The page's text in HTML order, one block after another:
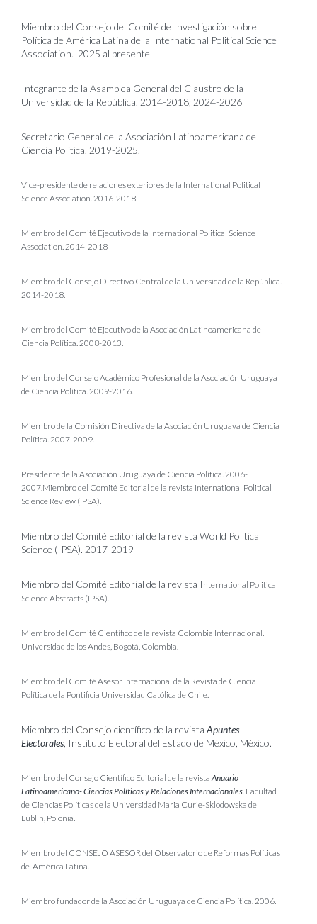
Miembro del Consejo del Comité de Investigación sobre
Política de América Latina de la International Political Science
Association. 2025 al presente
Integrante de la Asamblea General del Claustro de la
Universidad de la República. 2014-2018; 2024-2026
Secretario General de la Asociación Latinoamericana de
Ciencia Política. 2019-2025.
Vice-presidente de relaciones exteriores de la International Political
Science Association. 2016-2018
Miembro del Comité Ejecutivo de la International Political Science
Association. 2014-2018
Miembro del Consejo Directivo Central de la Universidad de la República.
2014-2018.
Miembro del Comité Ejecutivo de la Asociación Latinoamericana de
Ciencia Política. 2008-2013.
Miembro del Consejo Académico Profesional de la Asociación Uruguaya
de Ciencia Política. 2009-2016.
Miembro de la Comisión Directiva de la Asociación Uruguaya de Ciencia
Política. 2007-2009.
Presidente de la Asociación Uruguaya de Ciencia Política. 2006-
2007.Miembro del Comité Editorial de la revista International Political
Science Review (IPSA).
Miembro del Comité Editorial de la revista World Political
Science (IPSA). 2017-2019
Miembro del Comité Editorial de la revista I nternational Political
Science Abstracts (IPSA).
Miembro del Comité Científico de la revista Colombia Internacional.
Universidad de los Andes, Bogotá, Colombia.
Miembro del Comité Asesor Internacional de la Revista de Ciencia
Política de la Pontificia Universidad Católica de Chile.
Miembro del Consejo científico de la revista Apuntes
Electorales , Instituto Electoral del Estado de México, México.
Miembro del Consejo Científico Editorial de la revistaAnuario
Latinoamericano-Ciencias Políticas y Relaciones Internacionales. Facultad
de Ciencias Políticas de la Universidad Maria Curie-Sklodowska de
Lublin, Polonia.
Miembro del CONSEJO ASESOR del Observatorio de Reformas Políticas
de América Latina.
Miembro fundador de la Asociación Uruguaya de Ciencia Política. 2006.